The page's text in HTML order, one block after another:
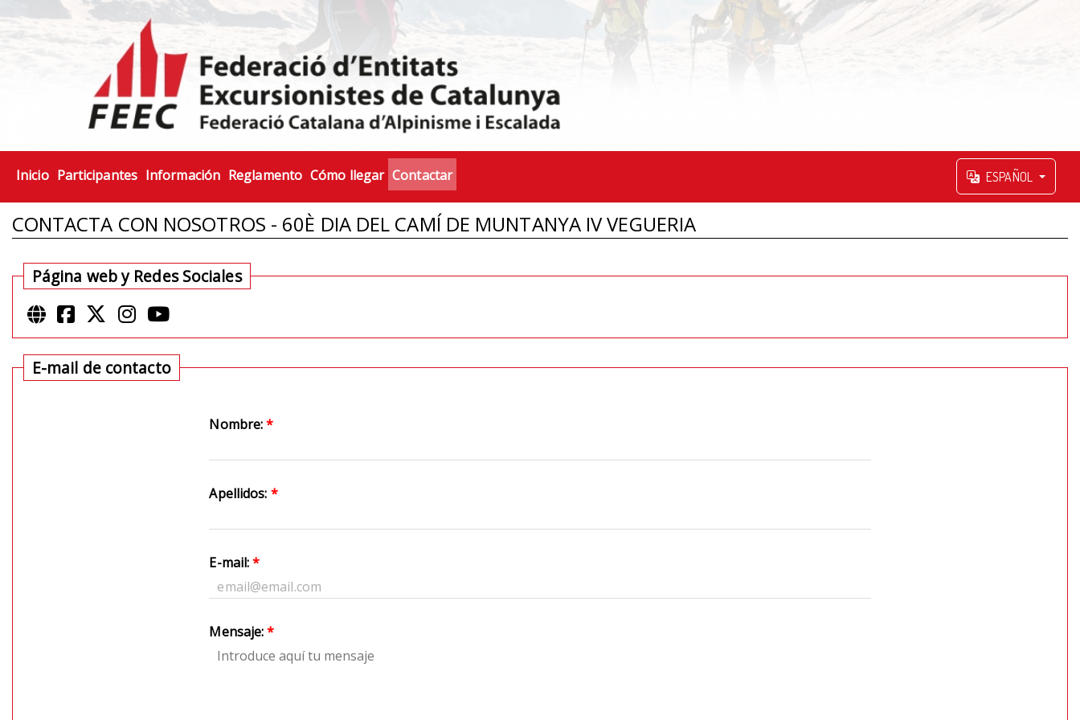
Inicio Participantes Información Reglamento Cómo llegar Contactar ESPAÑOL
CONTACTA CON NOSOTROS - 60È DIA DEL CAMÍ DE MUNTANYA IV VEGUERIA
Página web y Redes Sociales
E-mail de contacto
Nombre:*
Apellidos: *
E-mail:*
Mensaje:*